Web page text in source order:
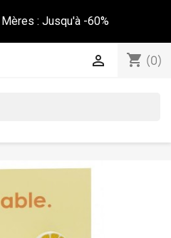
: Jusqu'à -60%
shopping_cart (0)
